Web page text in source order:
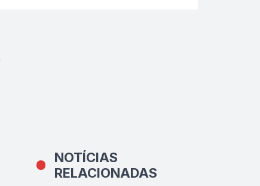
NOTÍCIAS
RELACIONADAS